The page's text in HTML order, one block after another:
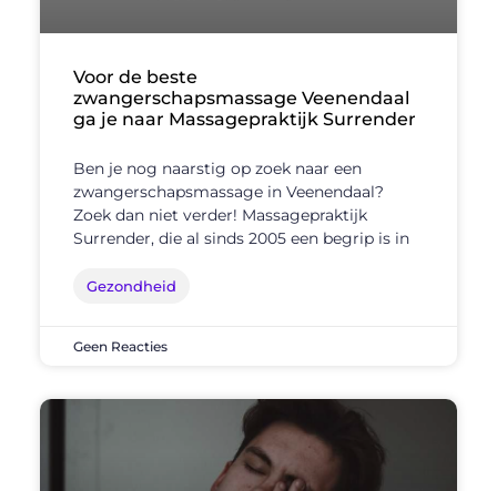
Voor de beste
zwangerschapsmassage Veenendaal
ga je naar Massagepraktijk Surrender
Ben je nog naarstig op zoek naar een
zwangerschapsmassage in Veenendaal?
Zoek dan niet verder! Massagepraktijk
Surrender, die al sinds 2005 een begrip is in
Gezondheid
Geen Reacties